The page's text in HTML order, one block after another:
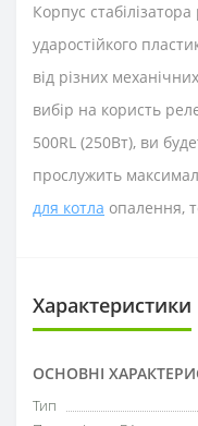
Корпус
ударостійкого
від різних
вибір на користь
500RL (250Вт), ви
прослужить
для котла опалення,
Характеристики
ОСНОВНІ
Тип